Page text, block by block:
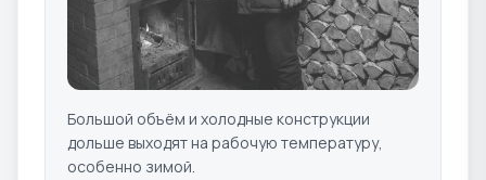
Большой объём и холодные конструкции
дольше выходят на рабочую температуру,
особенно зимой.